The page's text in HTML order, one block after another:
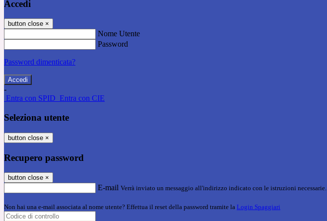
Accedi
button close ×
Nome Utente
Password
Password dimenticata?
-
Entra con SPID Entra con CIE
Seleziona utente
button close ×
Recupero password
button close ×
E-mail Verrà inviato un messaggio all'indirizzo indicato con le istruzioni necessarie.
Non hai una e-mail associata al nome utente? Effettua il reset della password tramite la Login Spaggiari